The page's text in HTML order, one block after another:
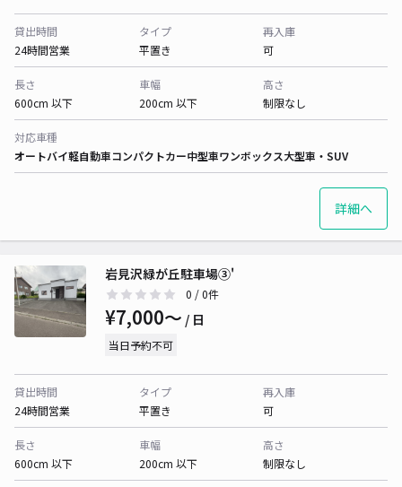
貸出時間
24時間営業
タイプ
平置き
再入庫
可
長さ
600cm 以下
車幅
200cm 以下
高さ
制限なし
対応車種
オートバイ軽自動車コンパクトカー中型車ワンボックス大型車・SUV
詳細へ
岩見沢緑が丘駐車場③'
0 / 0件
¥7,000〜 / 日
当日予約不可
貸出時間
24時間営業
タイプ
平置き
再入庫
可
長さ
600cm 以下
車幅
200cm 以下
高さ
制限なし